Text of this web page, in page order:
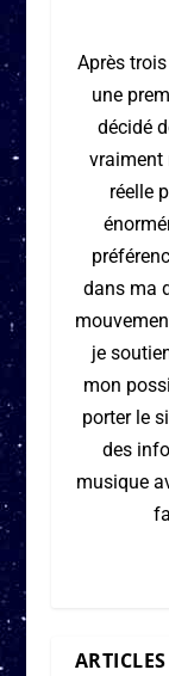
Après
une
décidé
vraiment
réelle
dans ma
je
mon
porter le
des
musique